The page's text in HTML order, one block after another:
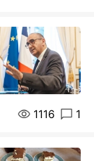
1116 1